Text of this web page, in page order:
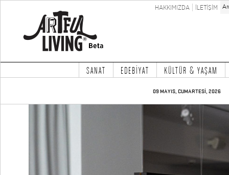
HAKKIMIZDA İLETİŞİM
SANAT EDEBİYAT KÜLTÜR & YAŞAM
09 MAYIS, CUMARTESİ, 2026